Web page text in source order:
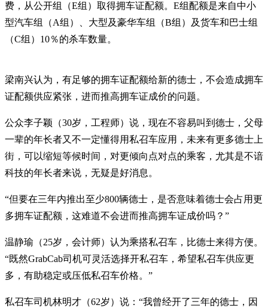
费，从公开组（E组）取得拥车证配额。E组配额是来自中小
型汽车组（A组）、大型及豪华车组（B组）及货车和巴士组
（C组）10％的杀车数量。
梁南兴认为，有足够的拥车证配额给新的德士，不会造成拥车
证配额供应紧张，进而推高拥车证成价的问题。
公众李子颖（30岁，工程师）说，现在不容易叫到德士，父母
一辈的年长者又不一定懂得用私召车应用，未来有更多德士上
街，可以缩短等候时间，对更倾向点对点的乘客，尤其是不谙
科技的年长者来说，无疑是好消息。
“但要在三年内推出至少800辆德士，是否意味着德士会占用更
多拥车证配额，这难道不会进而推高拥车证成价吗？”
温静瑜（25岁，会计师）认为乘搭私召车，比德士来得方便。
“既然GrabCab司机可灵活选择开私召车，希望私召车供应更
多，有助稳定或压低私召车价格。”
私召车司机林明才（62岁）说：“我曾经开了三年的德士，因